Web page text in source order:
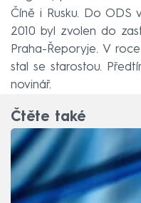
Číně i Rusku. Do ODS
2010 byl zvolen do
Praha-Řeporyje. V
stal se starostou.
novinář.
Čtěte také